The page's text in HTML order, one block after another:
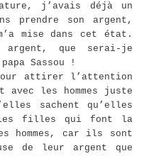
j’avais déjà un
prendre son argent,
mise dans cet état.
que serai-je
Sassou !
attirer l’attention
les hommes juste
sachent qu’elles
les filles qui font la
hommes, car ils sont
de leur argent que